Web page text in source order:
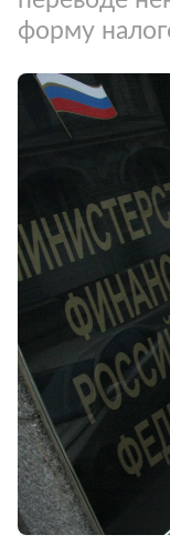
форму